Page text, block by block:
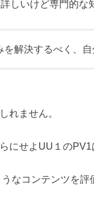
しいけど専門的な
を解決するべく、
れません。
にせよUU１のPV1
なコンテンツを